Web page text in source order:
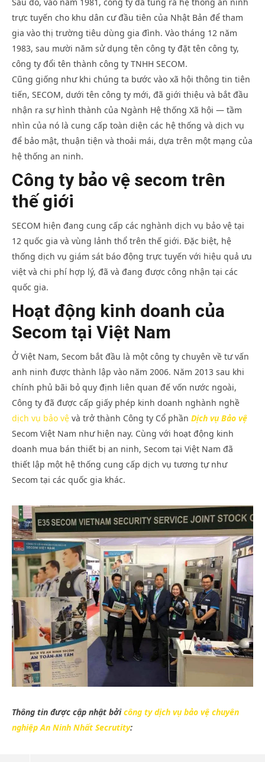
trực tuyến cho khu dân cư đầu tiên của Nhật Bản để tham
gia vào thị trường tiêu dùng gia đình. Vào tháng 12 năm
1983, sau mười năm sử dụng tên công ty đặt tên công ty,
công ty đổi tên thành công ty TNHH SECOM.
Cũng giống như khi chúng ta bước vào xã hội thông tin tiên
tiến, SECOM, dưới tên công ty mới, đã giới thiệu và bắt đầu
nhận ra sự hình thành của Ngành Hệ thống Xã hội — tầm
nhìn của nó là cung cấp toàn diện các hệ thống và dịch vụ
để bảo mật, thuận tiện và thoải mái, dựa trên một mạng của
hệ thống an ninh.
Công ty bảo vệ secom trên
thế giới
SECOM hiện đang cung cấp các nghành dịch vụ bảo vệ tại
12 quốc gia và vùng lảnh thổ trên thế giới. Đặc biệt, hệ
thống dịch vụ giám sát báo động trực tuyến với hiệu quả ưu
việt và chi phí hợp lý, đã và đang được công nhận tại các
quốc gia.
Hoạt động kinh doanh của
Secom tại Việt Nam
Ở Việt Nam, Secom bắt đầu là một công ty chuyên về tư vấn
anh ninh được thành lập vào năm 2006. Năm 2013 sau khi
chính phủ bãi bỏ quy định liên quan đế vốn nước ngoài,
Công ty đã được cấp giấy phép kinh doanh nghành nghề
dịch vụ bảo vệ và trở thành Công ty Cổ phần Dịch vụ Bảo vệ
Secom Việt Nam như hiện nay. Cùng với hoạt động kinh
doanh mua bán thiết bị an ninh, Secom tại Việt Nam đã
thiết lập một hệ thống cung cấp dịch vụ tương tự như
Secom tại các quốc gia khác.
Thông tin được cập nhật bởicông ty dịch vụ bảo vệ chuyên
nghiệp An Ninh Nhất Secrutity: